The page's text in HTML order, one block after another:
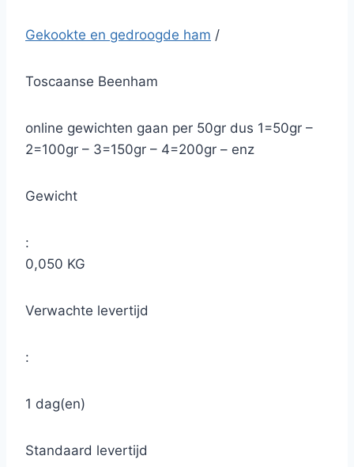
Gekookte en gedroogde ham /
Toscaanse Beenham
online gewichten gaan per 50gr dus 1=50gr –
2=100gr – 3=150gr – 4=200gr – enz
Gewicht
:
0,050 KG
Verwachte levertijd
:
1 dag(en)
Standaard levertijd